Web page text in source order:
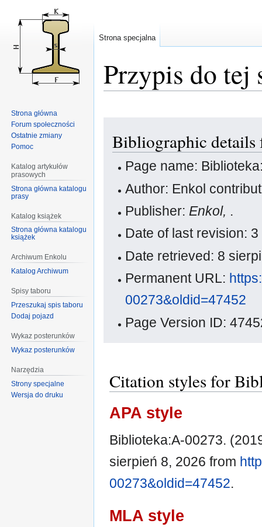
Przypis do tej
nawigacji
wyszukiwania
Bibliographic
Page name:
Author: Enkol
Publisher: Enkol, .
Date of last revision:
Date retrieved: 8
Permanent URL:
00273&oldid=47452
Page Version ID:
Citation styles for
APA style
Biblioteka:A-00273.
sierpień 8, 2026 from
00273&oldid=47452.
MLA style
Strona specjalna
Strona główna
Forum społeczności
Ostatnie zmiany
Pomoc
Katalog artykułów
prasowych
Strona główna katalogu
prasy
Katalog książek
Strona główna katalogu
książek
Archiwum Enkolu
Katalog Archiwum
Spisy taboru
Przeszukaj spis taboru
Dodaj pojazd
Wykaz posterunków
Wykaz posterunków
Narzędzia
Strony specjalne
Wersja do druku